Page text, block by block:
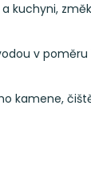
kuchyni,
v poměru
kamene,